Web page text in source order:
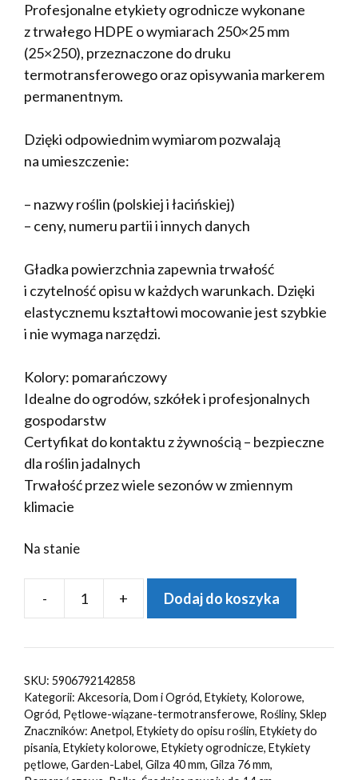
Profesjonalne etykiety ogrodnicze wykonane
z trwałego HDPE o wymiarach 250×25 mm
(25×250), przeznaczone do druku
termotransferowego oraz opisywania markerem
permanentnym.
Dzięki odpowiednim wymiarom pozwalają
na umieszczenie:
– nazwy roślin (polskiej i łacińskiej)
– ceny, numeru partii i innych danych
Gładka powierzchnia zapewnia trwałość
i czytelność opisu w każdych warunkach. Dzięki
elastycznemu kształtowi mocowanie jest szybkie
i nie wymaga narzędzi.
Kolory: pomarańczowy
Idealne do ogrodów, szkółek i profesjonalnych
gospodarstw
Certyfikat do kontaktu z żywnością – bezpieczne
dla roślin jadalnych
Trwałość przez wiele sezonów w zmiennym
klimacie
Na stanie
-
ilość
ogrodnicze/sadownicze
POMARAŃCZOWE
250x25mm(25x250)
1000szt
+ Dodaj do koszyka
SKU: 5906792142858
Kategorii: Akcesoria, Dom i Ogród, Etykiety, Kolorowe,
Ogród, Pętlowe-wiązane-termotransferowe, Rośliny, Sklep
Znaczników: Anetpol, Etykiety do opisu roślin, Etykiety do
pisania, Etykiety kolorowe, Etykiety ogrodnicze, Etykiety
pętlowe, Garden-Label, Gilza 40 mm, Gilza 76 mm,